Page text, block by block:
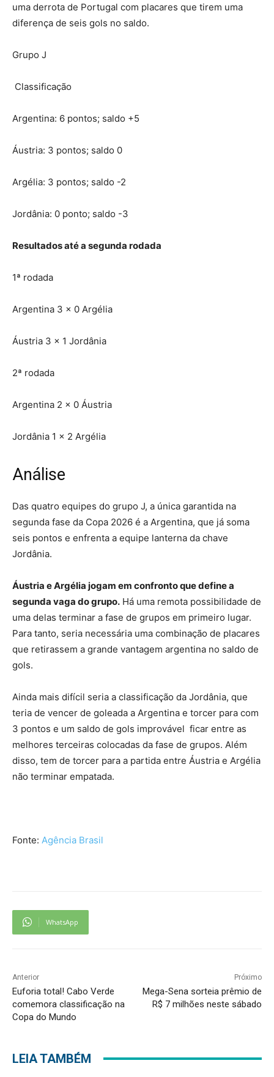
uma derrota de Portugal com placares que tirem uma
diferença de seis gols no saldo.
Grupo J
Classificação
Argentina: 6 pontos; saldo +5
Áustria: 3 pontos; saldo 0
Argélia: 3 pontos; saldo -2
Jordânia: 0 ponto; saldo -3
Resultados até a segunda rodada
1ª rodada
Argentina 3 x 0 Argélia
Áustria 3 x 1 Jordânia
2ª rodada
Argentina 2 x 0 Áustria
Jordânia 1 x 2 Argélia
Análise
Das quatro equipes do grupo J, a única garantida na
segunda fase da Copa 2026 é a Argentina, que já soma
seis pontos e enfrenta a equipe lanterna da chave
Jordânia.
Áustria e Argélia jogam em confronto que define a
segunda vaga do grupo. Há uma remota possibilidade de
uma delas terminar a fase de grupos em primeiro lugar.
Para tanto, seria necessária uma combinação de placares
que retirassem a grande vantagem argentina no saldo de
gols.
Ainda mais difícil seria a classificação da Jordânia, que
teria de vencer de goleada a Argentina e torcer para com
3 pontos e um saldo de gols improvável ficar entre as
melhores terceiras colocadas da fase de grupos. Além
disso, tem de torcer para a partida entre Áustria e Argélia
não terminar empatada.
Fonte: Agência Brasil
WhatsApp
Anterior
Euforia total! Cabo Verde
comemora classificação na
Copa do Mundo
Próximo
Mega-Sena sorteia prêmio de
R$ 7 milhões neste sábado
LEIA TAMBÉM